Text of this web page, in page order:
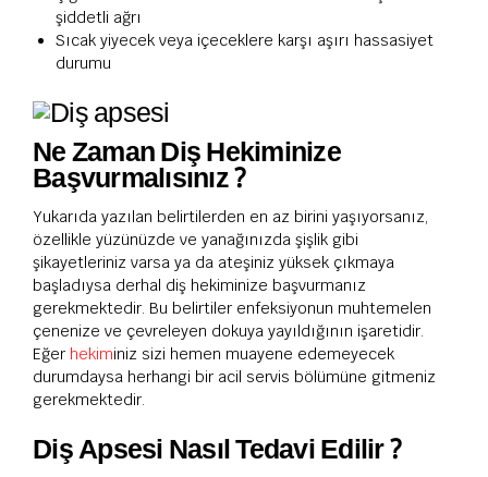
şiddetli ağrı
Sıcak yiyecek veya içeceklere karşı aşırı hassasiyet
durumu
Ne Zaman Diş Hekiminize
Başvurmalısınız ?
Yukarıda yazılan belirtilerden en az birini yaşıyorsanız,
özellikle yüzünüzde ve yanağınızda şişlik gibi
şikayetleriniz varsa ya da ateşiniz yüksek çıkmaya
başladıysa derhal diş hekiminize başvurmanız
gerekmektedir. Bu belirtiler enfeksiyonun muhtemelen
çenenize ve çevreleyen dokuya yayıldığının işaretidir.
Eğer hekiminiz sizi hemen muayene edemeyecek
durumdaysa herhangi bir acil servis bölümüne gitmeniz
gerekmektedir.
Diş Apsesi Nasıl Tedavi Edilir ?